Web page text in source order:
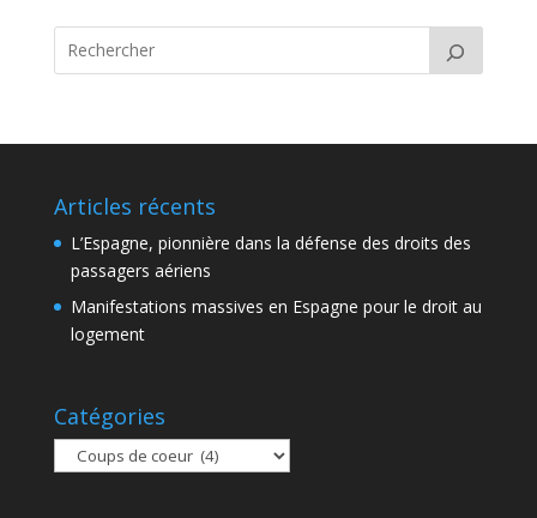
Articles récents
L’Espagne, pionnière dans la défense des droits des
passagers aériens
Manifestations massives en Espagne pour le droit au
logement
Catégories
Catégories